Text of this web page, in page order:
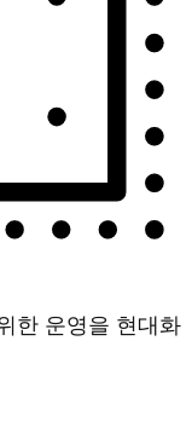
한 운영을 현대화